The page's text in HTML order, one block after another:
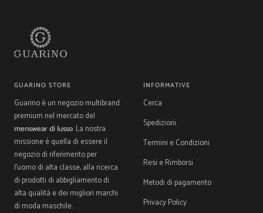
GUARINO STORE
Guarino è un negozio multibrand
premium nel mercato del
menswear di lusso. La nostra
missione è quella di essere il
negozio di riferimento per
l'uomo di alta classe, alla ricerca
di prodotti di abbigliamento di
alta qualità e dei migliori marchi
di moda maschile.
INFORMATIVE
Cerca
Spedizioni
Termini e Condizioni
Resi e Rimborsi
Metodi di pagamento
Privacy Policy